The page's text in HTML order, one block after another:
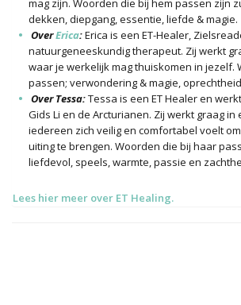
mag zijn. Woorden die bij hem passen zijn
dekken, diepgang, essentie, liefde & magie.
OverErica:Erica is een ET-Healer,
natuurgeneeskundig therapeut. Zij werkt
waar je werkelijk mag thuiskomen in jezelf.
passen; verwondering & magie,
Over Tessa:Tessa is een ET Healer en
Gids Li en de Arcturianen. Zij werkt graag
iedereen zich veilig en comfortabel voelt
uiting te brengen. Woorden die bij haar
liefdevol, speels, warmte, passie en
Lees hier meer over ET Healing.